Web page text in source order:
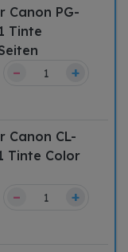
Canon PG-
Tinte
– +
Canon CL-
Tinte Color
– +